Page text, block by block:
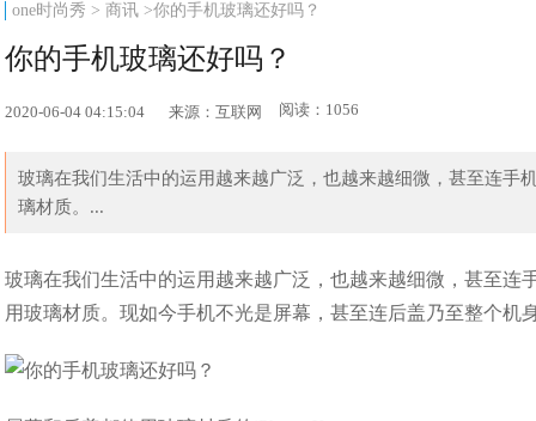
one时尚秀 >商讯 >你的手机玻璃还好吗？
你的手机玻璃还好吗？
2020-06-04 04:15:04 来源：互联网 阅读：1056
玻璃在我们生活中的运用越来越广泛，也越来越细微，甚至连
璃材质。...
玻璃在我们生活中的运用越来越广泛，也越来越细微，甚至
用玻璃材质。现如今手机不光是屏幕，甚至连后盖乃至整个机